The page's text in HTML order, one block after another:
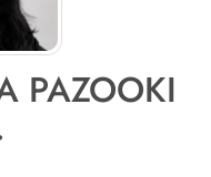
PAZOOKI